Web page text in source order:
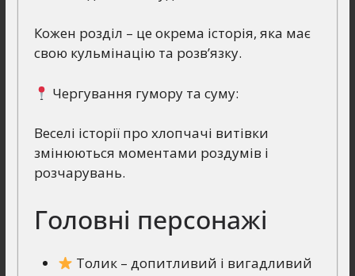
Кожен розділ – це окрема історія, яка має
свою кульмінацію та розв’язку.
Чергування гумору та суму:
Веселі історії про хлопчачі витівки
змінюються моментами роздумів і
розчарувань.
Головні персонажі
Толик – допитливий і вигадливий